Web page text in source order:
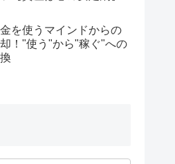
を使うマインドからの
！"使う"から"稼ぐ"への